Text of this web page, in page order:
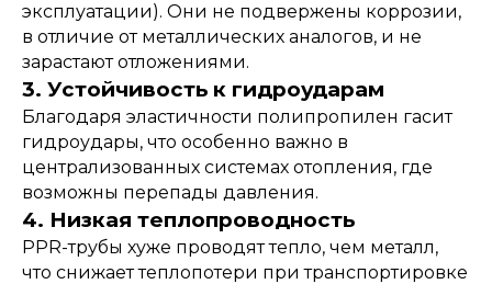
эксплуатации). Они не подвержены коррозии,
в отличие от металлических аналогов, и не
зарастают отложениями.
3. Устойчивость к гидроударам
Благодаря эластичности полипропилен гасит
гидроудары, что особенно важно в
централизованных системах отопления, где
возможны перепады давления.
4. Низкая теплопроводность
PPR-трубы хуже проводят тепло, чем металл,
что снижает теплопотери при транспортировке